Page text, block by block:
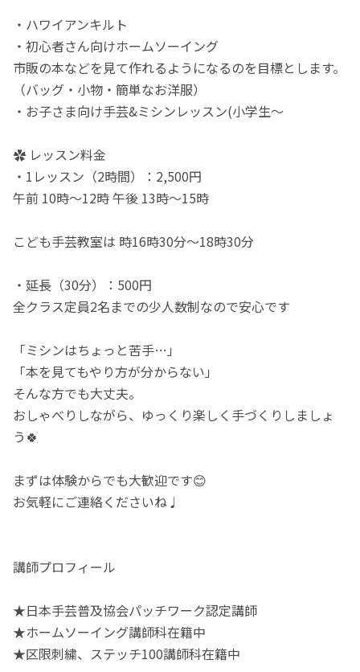
・ハワイアンキルト
・初心者さん向けホームソーイング
市販の本などを見て作れるようになるのを目標とします。
（バッグ・小物・簡単なお洋服）
・お子さま向け手芸&ミシンレッスン(小学生〜
✿ レッスン料金
・1レッスン（2時間）：2,500円
午前 10時～12時 午後 13時～15時
こども手芸教室は 時16時30分～18時30分
・延長（30分）：500円
全クラス定員2名までの少人数制なので安心です
「ミシンはちょっと苦手…」
「本を見てもやり方が分からない」
そんな方でも大丈夫。
おしゃべりしながら、ゆっくり楽しく手づくりしましょ
う🍀
まずは体験からでも大歓迎です😊
お気軽にご連絡くださいね♩
講師プロフィール
★日本手芸普及協会パッチワーク認定講師
★ホームソーイング講師科在籍中
★区限刺繍、ステッチ100講師科在籍中